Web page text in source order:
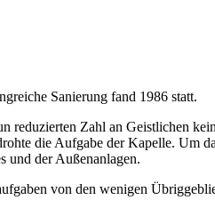
Sanierung fand 1986 statt.
Zahl an Geistlichen
die Aufgabe der Kapelle. Um
und der Außenanlagen.
von den wenigen